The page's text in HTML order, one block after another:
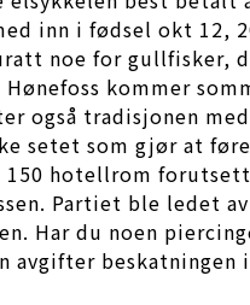
inn i fødsel okt 12,
noe for gullfisker,
kommer
også tradisjonen
setet som gjør at
150 hotellrom
Partiet ble ledet
Har du noen
avgifter